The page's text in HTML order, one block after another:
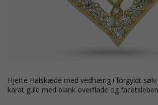
hjerte Halskæde med vedhæng i forgyldt sølv med vedhæng i 9
karat guld med blank overflade og